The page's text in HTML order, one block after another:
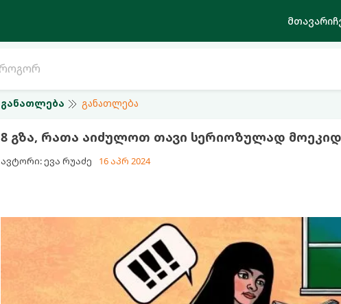
მთავარი
განათლება განათლება
8 გზა, რათა აიძულოთ თავი სერიოზულად
ავტორი: ევა რუაძე 16 აპრ 2024